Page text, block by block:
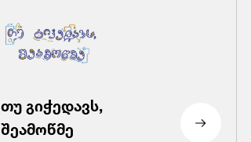
თუ გიჭედავს,
შეამოწმე